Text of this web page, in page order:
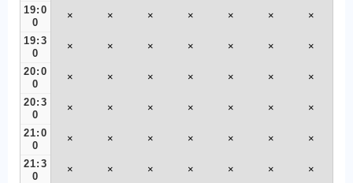
19:0
0
× × × × × × ×
19:3
0
× × × × × × ×
20:0
0
× × × × × × ×
20:3
0
× × × × × × ×
21:0
0
× × × × × × ×
21:3
0
× × × × × × ×